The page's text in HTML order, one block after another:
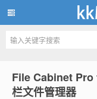
File Cabinet Pro
栏文件管理器